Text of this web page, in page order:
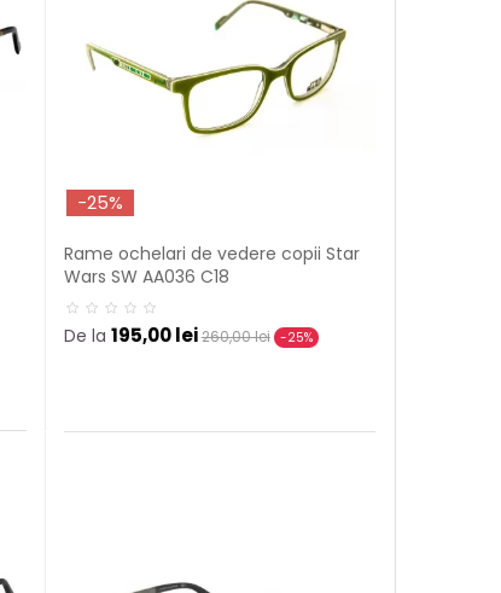
-25%
Rame ochelari de vedere copii Star
Wars SW AA036 C18
De la 195,00 lei260,00 lei -25%